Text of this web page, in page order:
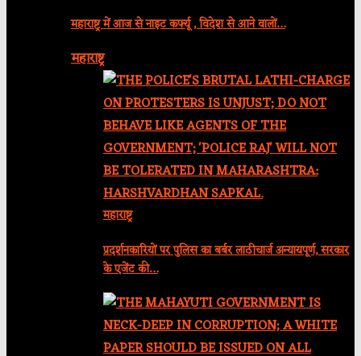
महाराष्ट्र में आज से नाइट कर्फ्यू , विदेश से आने वालों…
महाराष्ट्र
महाराष्ट्र
प्रदर्शनकारियों पर पुलिस का बर्बर लाठीचार्ज अन्यायपूर्ण, सरकार
के एजेंट की…